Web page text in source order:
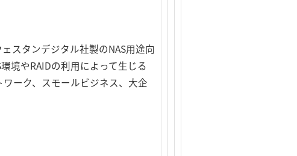
スタンデジタル社製のNAS用途向
境やRAIDの利用によって生じる
ーク、スモールビジネス、大企